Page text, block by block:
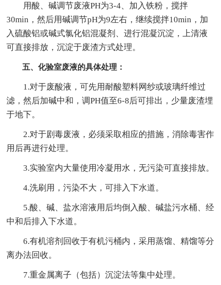
用酸、碱调节废液PH为3-4、加入铁粉，搅拌
30min，然后用碱调节pH为9左右，继续搅拌10min，加
入硫酸铝或碱式氯化铝混凝剂、进行混凝沉淀，上清液
可直接排放，沉淀于废渣方式处理。
五、化验室废液的具体处理：
1.对于废酸液，可先用耐酸塑料网纱或玻璃纤维过
滤，然后加碱中和，调PH值至6-8后可排出，少量废渣埋
于地下。
2.对于剧毒废液，必须采取相应的措施，消除毒害作
用后再进行处理。
3.实验室内大量使用冷凝用水，无污染可直接排放。
4.洗刷用，污染不大，可排入下水道。
5.酸、碱、盐水溶液用后均倒入酸、碱盐污水桶、经
中和后排入下水道。
6.有机溶剂回收于有机污桶内，采用蒸馏、精馏等分
离办法回收。
7.重金属离子（包括）沉淀法等集中处理。